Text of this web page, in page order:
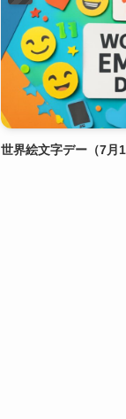
世界絵文字デー（7月